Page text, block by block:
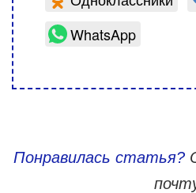
WhatsApp
Понравилась статья?